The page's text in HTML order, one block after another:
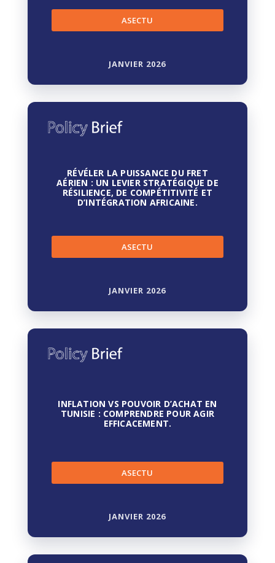
ASECTU
JANVIER 2026
RÉVÉLER LA PUISSANCE DU FRET
AÉRIEN : UN LEVIER STRATÉGIQUE DE
RÉSILIENCE, DE COMPÉTITIVITÉ ET
D’INTÉGRATION AFRICAINE.
ASECTU
JANVIER 2026
INFLATION VS POUVOIR D’ACHAT EN
TUNISIE : COMPRENDRE POUR AGIR
EFFICACEMENT.
ASECTU
JANVIER 2026